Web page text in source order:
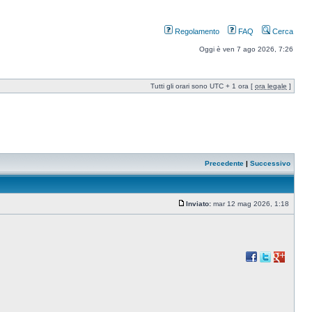
Regolamento FAQ Cerca
Oggi è ven 7 ago 2026, 7:26
Tutti gli orari sono UTC + 1 ora [ ora legale ]
Precedente | Successivo
Inviato: mar 12 mag 2026, 1:18